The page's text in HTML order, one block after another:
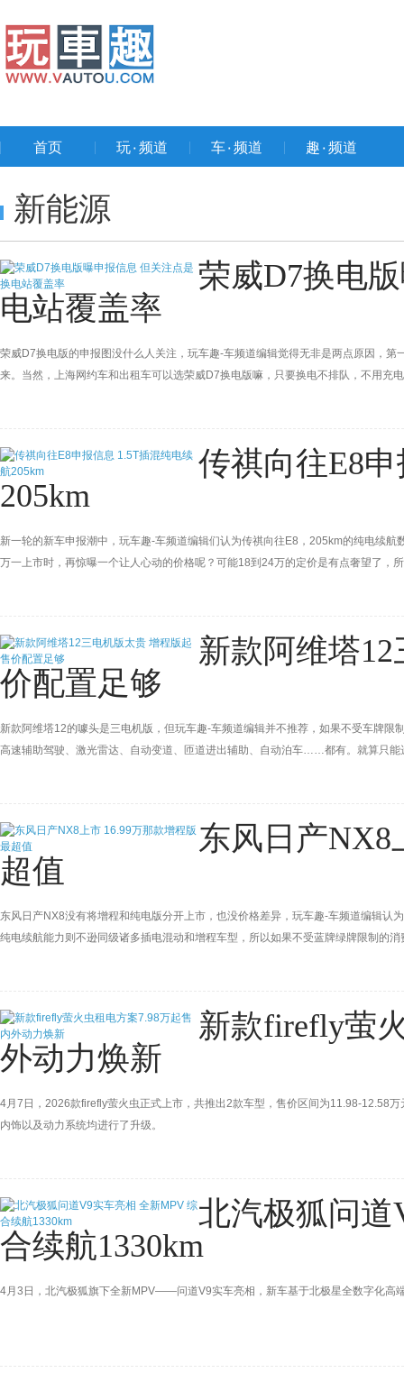
首页 玩۰频道 车۰频道 趣۰频道
新能源
荣威D7换电
电站覆盖率
荣威D7换电版的申报图没什么人关注，玩车趣-车频道编辑觉得无非是两点原因，
来。当然，上海网约车和出租车可以选荣威D7换电版嘛，只要换电不排队，不用充
传祺向往E8
205km
新一轮的新车申报潮中，玩车趣-车频道编辑们认为传祺向往E8，205km的纯电续
万一上市时，再惊曝一个让人心动的价格呢？可能18到24万的定价是有点奢望了，
新款阿维塔
价配置足够
新款阿维塔12的噱头是三电机版，但玩车趣-车频道编辑并不推荐，如果不受车牌
高速辅助驾驶、激光雷达、自动变道、匝道进出辅助、自动泊车……都有。就算只
东风日产NX8
超值
东风日产NX8没有将增程和纯电版分开上市，也没价格差异，玩车趣-车频道编辑
纯电续航能力则不逊同级诸多插电混动和增程车型，所以如果不受蓝牌绿牌限制的
新款firefly萤
外动力焕新
4月7日，2026款firefly萤火虫正式上市，共推出2款车型，售价区间为11.98-12.58
内饰以及动力系统均进行了升级。
北汽极狐问道
合续航1330km
4月3日，北汽极狐旗下全新MPV——问道V9实车亮相，新车基于北极星全数字化高